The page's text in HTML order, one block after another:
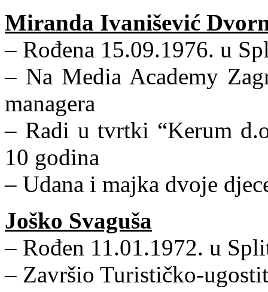
Miranda Ivanišević
– Rođena 15.09.1976. u
– Na Media Academy
managera
– Radi u tvrtki “Kerum
10 godina
– Udana i majka dvoje
Joško Svaguša
– Rođen 11.01.1972. u
– Završio Turističko-